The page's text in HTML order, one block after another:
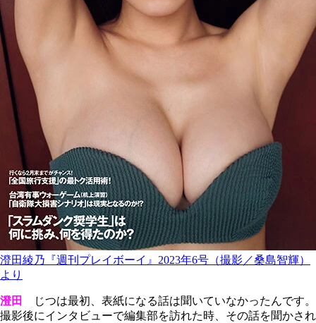
澄田綾乃『週刊プレイボーイ』2023年6号（撮影／桑島智輝）
より
澄田
じつは最初、表紙になる話は聞いていなかったんです。
撮影後にインタビューで編集部を訪れた時、その話を聞かされ